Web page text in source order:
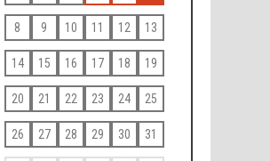
8 9 10 11 12 13
14 15 16 17 18 19
20 21 22 23 24 25
26 27 28 29 30 31